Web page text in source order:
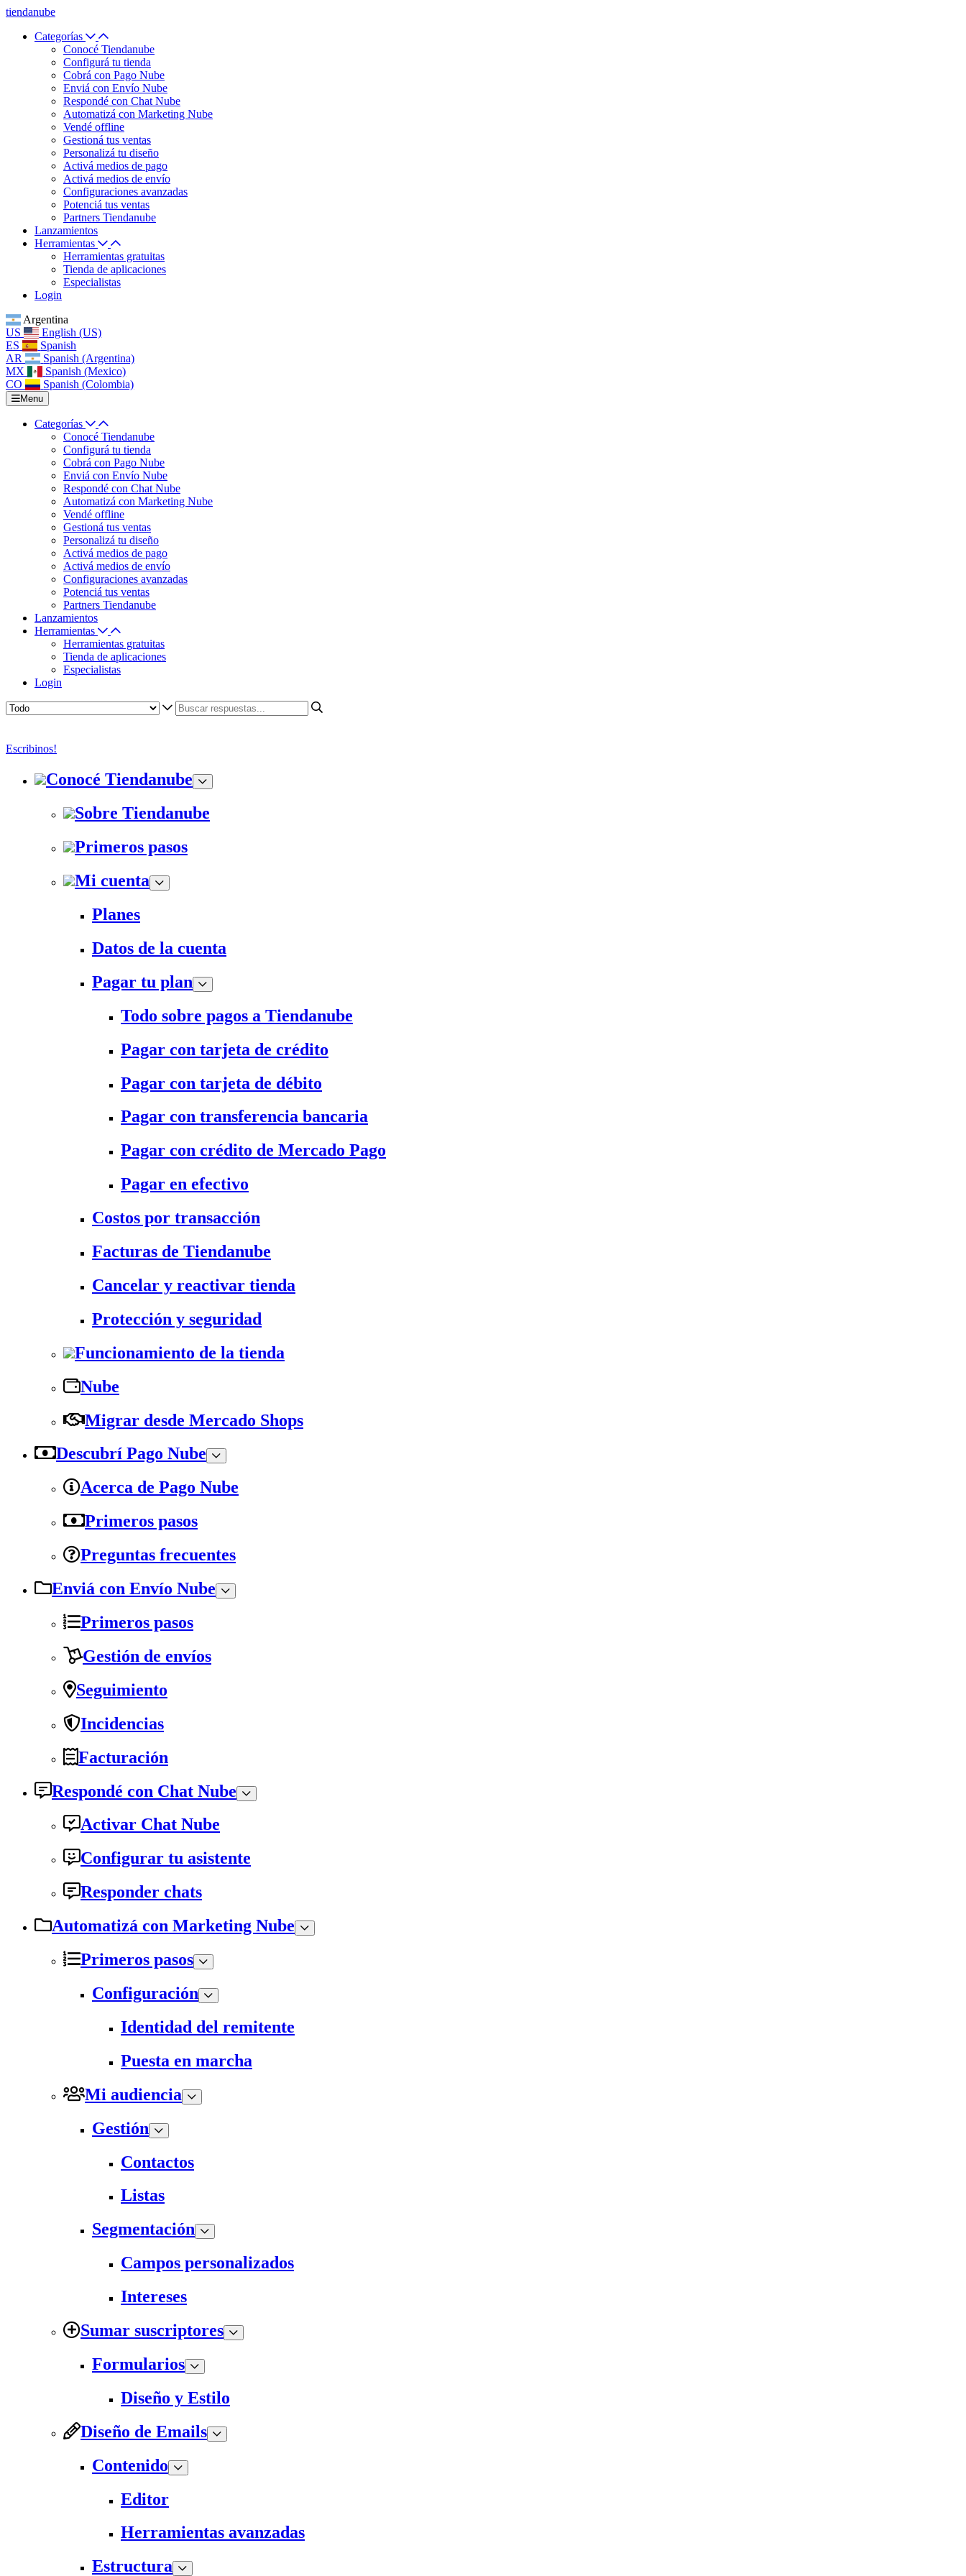
tiendanube
Categorías
Conocé Tiendanube
Configurá tu tienda
Cobrá con Pago Nube
Enviá con Envío Nube
Respondé con Chat Nube
Automatizá con Marketing Nube
Vendé offline
Gestioná tus ventas
Personalizá tu diseño
Activá medios de pago
Activá medios de envío
Configuraciones avanzadas
Potenciá tus ventas
Partners Tiendanube
Lanzamientos
Herramientas
Herramientas gratuitas
Tienda de aplicaciones
Especialistas
Login
Argentina
US
English (US)
ES
Spanish
AR
Spanish (Argentina)
MX
Spanish (Mexico)
CO
Spanish (Colombia)
Menu
Categorías
Conocé Tiendanube
Configurá tu tienda
Cobrá con Pago Nube
Enviá con Envío Nube
Respondé con Chat Nube
Automatizá con Marketing Nube
Vendé offline
Gestioná tus ventas
Personalizá tu diseño
Activá medios de pago
Activá medios de envío
Configuraciones avanzadas
Potenciá tus ventas
Partners Tiendanube
Lanzamientos
Herramientas
Herramientas gratuitas
Tienda de aplicaciones
Especialistas
Login
Escribinos!
Conocé Tiendanube
Sobre Tiendanube
Primeros pasos
Mi cuenta
Planes
Datos de la cuenta
Pagar tu plan
Todo sobre pagos a Tiendanube
Pagar con tarjeta de crédito
Pagar con tarjeta de débito
Pagar con transferencia bancaria
Pagar con crédito de Mercado Pago
Pagar en efectivo
Costos por transacción
Facturas de Tiendanube
Cancelar y reactivar tienda
Protección y seguridad
Funcionamiento de la tienda
Nube
Migrar desde Mercado Shops
Descubrí Pago Nube
Acerca de Pago Nube
Primeros pasos
Preguntas frecuentes
Enviá con Envío Nube
Primeros pasos
Gestión de envíos
Seguimiento
Incidencias
Facturación
Respondé con Chat Nube
Activar Chat Nube
Configurar tu asistente
Responder chats
Automatizá con Marketing Nube
Primeros pasos
Configuración
Identidad del remitente
Puesta en marcha
Mi audiencia
Gestión
Contactos
Listas
Segmentación
Campos personalizados
Intereses
Sumar suscriptores
Formularios
Diseño y Estilo
Diseño de Emails
Contenido
Editor
Herramientas avanzadas
Estructura